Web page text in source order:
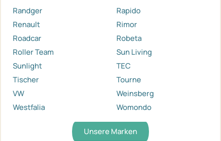
Randger
Rapido
Renault
Rimor
Roadcar
Robeta
Roller Team
Sun Living
Sunlight
TEC
Tischer
Tourne
VW
Weinsberg
Westfalia
Womondo
Unsere Marken